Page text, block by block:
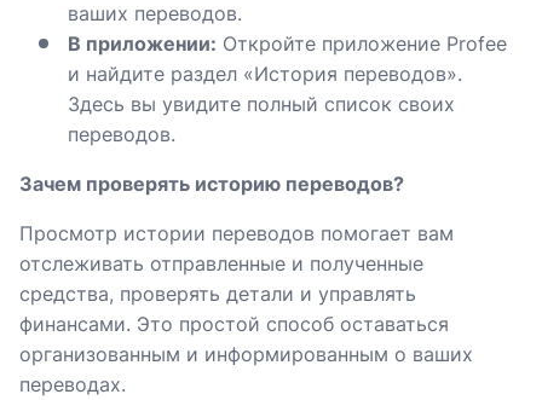
ваших переводов.
В приложении: Откройте приложение Profee
и найдите раздел «История переводов».
Здесь вы увидите полный список своих
переводов.
Зачем проверять историю переводов?
Просмотр истории переводов помогает вам
отслеживать отправленные и полученные
средства, проверять детали и управлять
финансами. Это простой способ оставаться
организованным и информированным о ваших
переводах.